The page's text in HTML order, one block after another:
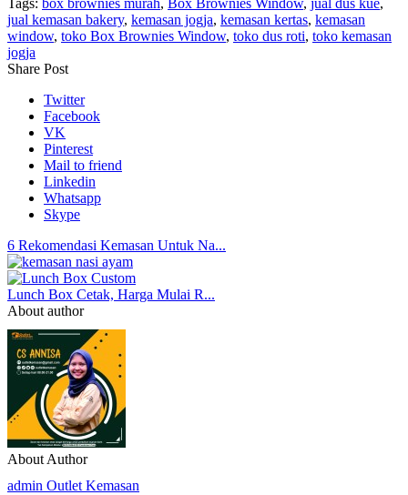
jual kemasan bakery, kemasan jogja, kemasan kertas, kemasan
window, toko Box Brownies Window, toko dus roti, toko kemasan
jogja
Share Post
Twitter
Facebook
VK
Pinterest
Mail to friend
Linkedin
Whatsapp
Skype
6 Rekomendasi Kemasan Untuk Na...
Lunch Box Cetak, Harga Mulai R...
About author
About Author
admin Outlet Kemasan